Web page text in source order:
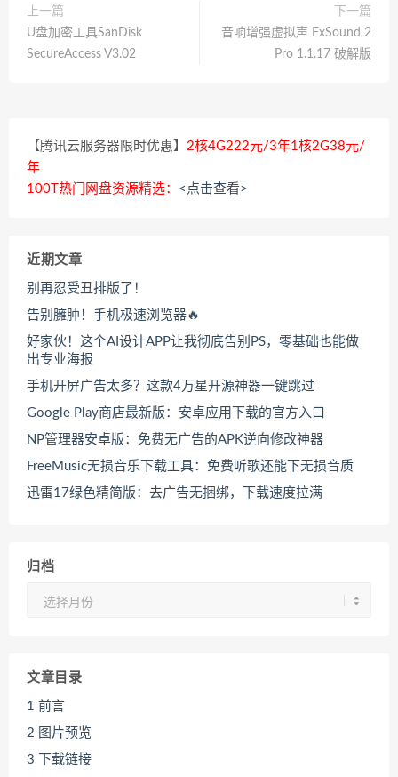
上一篇
U盘加密工具SanDisk
SecureAccess V3.02
下一篇
音响增强虚拟声 FxSound 2
Pro 1.1.17 破解版
【腾讯云服务器限时优惠】 2核4G222元/3年1核2G38元/
年
100T热门网盘资源精选： <点击查看>
近期文章
别再忍受丑排版了！
告别臃肿！手机极速浏览器🔥
好家伙！这个AI设计APP让我彻底告别PS，零基础也能做
出专业海报
手机开屏广告太多？这款4万星开源神器一键跳过
Google Play商店最新版：安卓应用下载的官方入口
NP管理器安卓版：免费无广告的APK逆向修改神器
FreeMusic无损音乐下载工具：免费听歌还能下无损音质
迅雷17绿色精简版：去广告无捆绑，下载速度拉满
归档
文章目录
1 前言
2 图片预览
3 下载链接